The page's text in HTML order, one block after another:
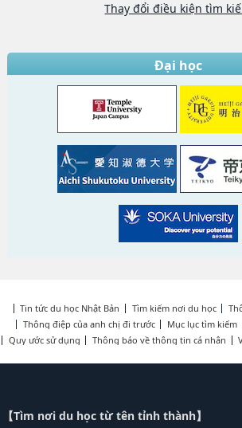
Thay đổi điều kiện tìm
Đại học
Tin tức du học Nhật Bản Tìm kiếm nơi du học
Thông điệp của anh chị đi trước
Mục lục tìm kiếm
Quy ước sử dụng
Thông báo về thông tin cá nhân
【Tìm nơi du học từ tên tỉnh thành】